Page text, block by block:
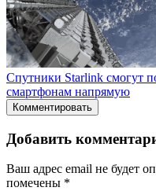
Спутники Starlink смогут
смартфонам напрямую
Комментировать
Добавить
Ваш адрес email не будет
помечены *